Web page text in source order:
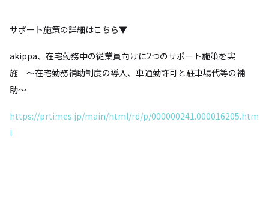
サポート施策の詳細はこちら▼
akippa、在宅勤務中の従業員向けに2つのサポート施策を実
施 〜在宅勤務補助制度の導入、車通勤許可と駐車場代等の補
助〜
https://prtimes.jp/main/html/rd/p/000000241.000016205.htm
l